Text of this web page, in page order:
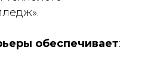
обеспечивает: